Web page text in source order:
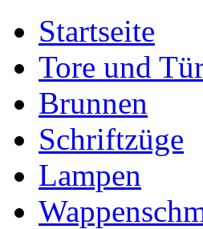
Startseite
Tore und
Brunnen
Schriftzüge
Lampen